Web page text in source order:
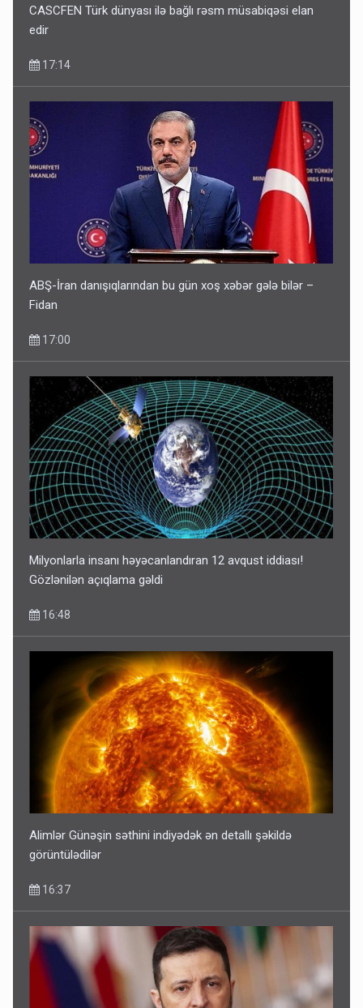
CASCFEN Türk dünyası ilə bağlı rəsm müsabiqəsi elan
edir
17:14
ABŞ-İran danışıqlarından bu gün xoş xəbər gələ bilər –
Fidan
17:00
Milyonlarla insanı həyəcanlandıran 12 avqust iddiası!
Gözlənilən açıqlama gəldi
16:48
Alimlər Günəşin səthini indiyədək ən detallı şəkildə
görüntülədilər
16:37